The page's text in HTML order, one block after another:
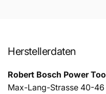
Herstellerdaten
Robert Bosch Power
Max-Lang-Strasse 40-46